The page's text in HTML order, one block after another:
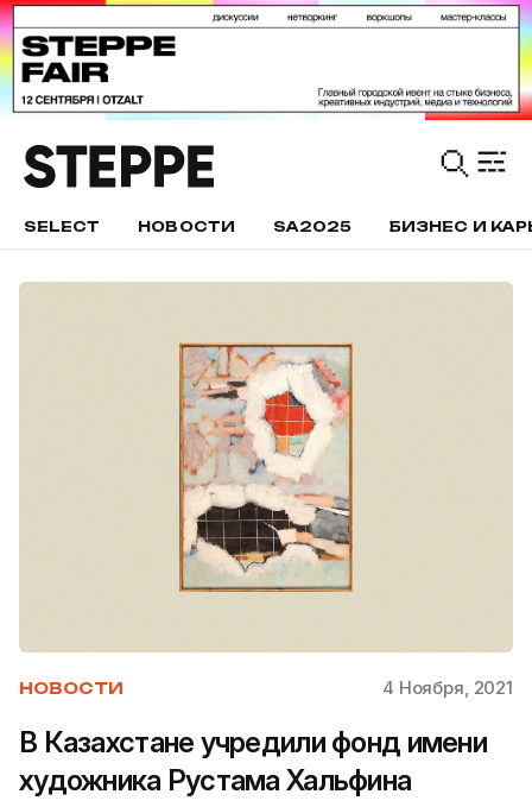
SELECT НОВОСТИ SA2025 БИЗНЕС И
НОВОСТИ 4 Ноября, 2021
В Казахстане учредили фонд имени
художника Рустама Хальфина